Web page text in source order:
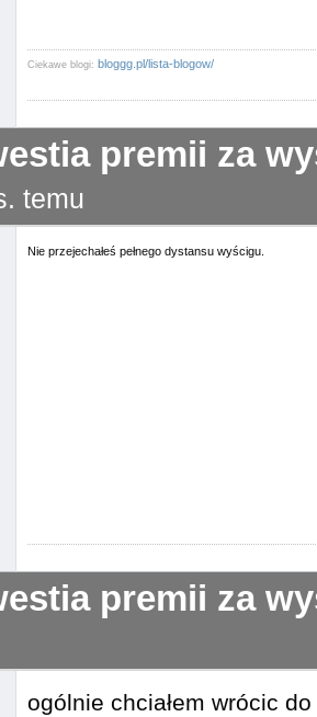
Ciekawe blogi: bloggg.pl/lista-blogow/
premii za
temu
Nie przejechałeś pełnego dystansu wyścigu.
premii za
ogólnie chciałem wrócic